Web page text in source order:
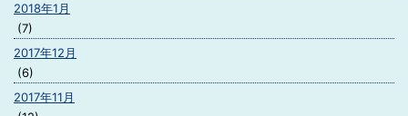
2018年1月
(7)
2017年12月
(6)
2017年11月